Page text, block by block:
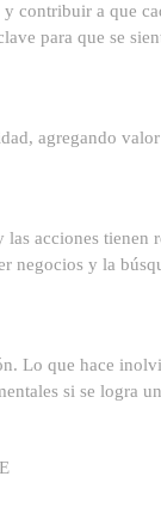
contribuir a que
para que se
agregando
las acciones
negocios y la
Lo que hace
si se logra